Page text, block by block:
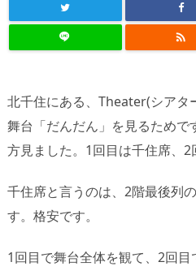

北千住にある、Theater(シアタ
舞台「だんだん」を見るためで
方見ました。1回目は千住席、2
千住席と言うのは、2階最後列
す。格安です。
1回目で舞台全体を観て、2回